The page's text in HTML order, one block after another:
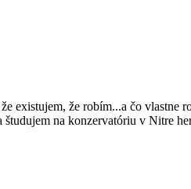
existujem, že robím...a čo
študujem na konzervatóriu v Nitre